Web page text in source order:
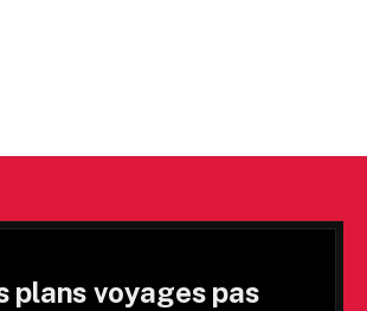
plans voyages pas